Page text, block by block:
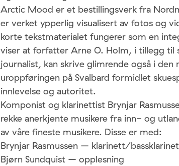
Arctic Mood er et bestillingsverk fra
er verket ypperlig visualisert av fotos og
korte tekstmaterialet fungerer som en
viser at forfatter Arne O. Holm, i tillegg til
journalist, kan skrive glimrende også i den
uroppføringen på Svalbard formidlet
innlevelse og autoritet.
Komponist og klarinettist Brynjar
rekke anerkjente musikere fra inn- og
av våre fineste musikere. Disse er med:
Brynjar Rasmussen – klarinett/
Bjørn Sundquist – opplesning